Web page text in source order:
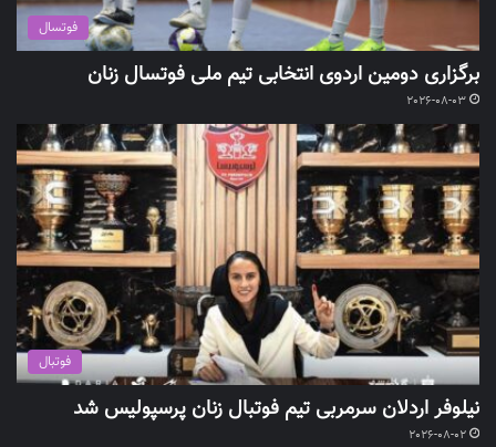
فوتسال
برگزاری دومین اردوی انتخابی تیم ملی فوتسال زنان
2026-08-03
فوتبال
نیلوفر اردلان سرمربی تیم فوتبال زنان پرسپولیس شد
2026-08-02